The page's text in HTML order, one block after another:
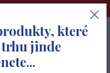
shopu www.terceshop.cz!➢
0
0 Kč
které
trhu jinde